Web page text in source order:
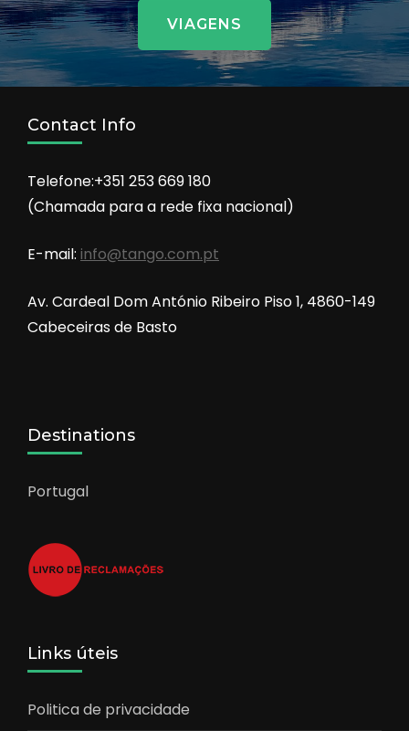
VIAGENS
Contact Info
Telefone:+351 253 669 180
(Chamada para a rede fixa nacional)
E-mail: info@tango.com.pt
Av. Cardeal Dom António Ribeiro Piso 1, 4860-149
Cabeceiras de Basto
Destinations
Portugal
Links úteis
Politica de privacidade